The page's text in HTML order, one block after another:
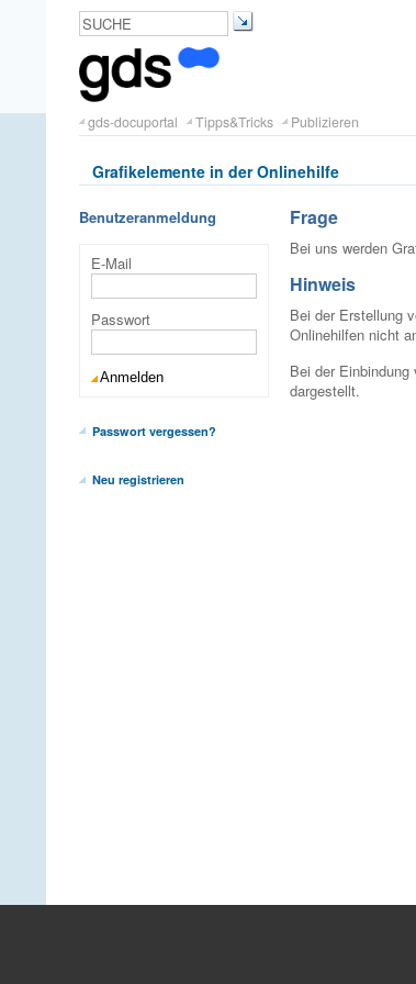
gds-docuportal Tipps&Tricks Publizieren
Grafikelemente in der Onlinehilfe
Benutzeranmeldung
E-Mail
Passwort
Passwort vergessen?
Neu registrieren
Frage
Bei uns werden
Hinweis
Bei der Erstellung
Onlinehilfen nicht
Bei der
dargestellt.